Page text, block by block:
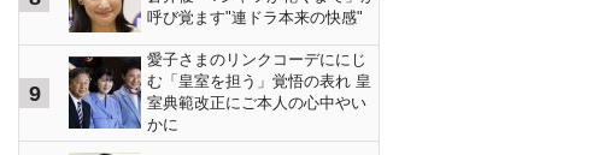
呼び覚ます"連ドラ本来の快感"
9
愛子さまのリンクコーデににじ
む「皇室を担う」覚悟の表れ 皇
室典範改正にご本人の心中やい
かに